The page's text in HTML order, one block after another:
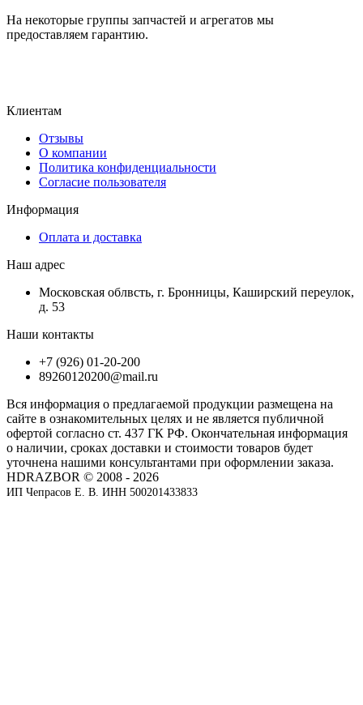
На некоторые группы запчастей и агрегатов мы
предоставляем гарантию.
Клиентам
Отзывы
О компании
Политика конфиденциальности
Согласие пользователя
Информация
Оплата и доставка
Наш адрес
Московская облвсть, г. Бронницы, Каширский переулок,
д. 53
Наши контакты
+7 (926) 01-20-200
89260120200@mail.ru
Вся информация о предлагаемой продукции размещена на
сайте в ознакомительных целях и не является публичной
офертой согласно ст. 437 ГК РФ. Окончательная информация
о наличии, сроках доставки и стоимости товаров будет
уточнена нашими консультантами при оформлении заказа.
HDRAZBOR © 2008 - 2026
ИП Чепрасов Е. В. ИНН 500201433833